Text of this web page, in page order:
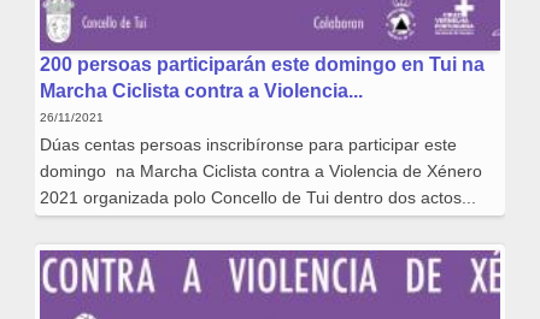
200 persoas participarán este domingo en Tui na
Marcha Ciclista contra a Violencia...
26/11/2021
Dúas centas persoas inscribíronse para participar este
domingo na Marcha Ciclista contra a Violencia de Xénero
2021 organizada polo Concello de Tui dentro dos actos...